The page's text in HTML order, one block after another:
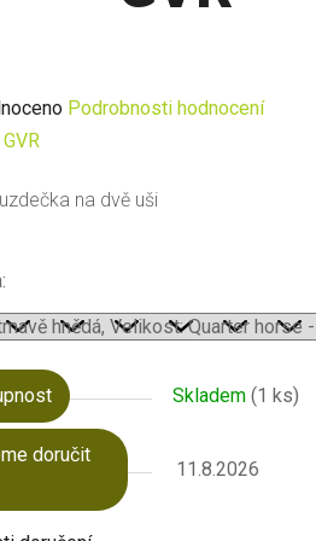
Podrobnosti hodnocení
GVR
na dvě uši
Skladem (1 ks)
doručit
11.8.2026